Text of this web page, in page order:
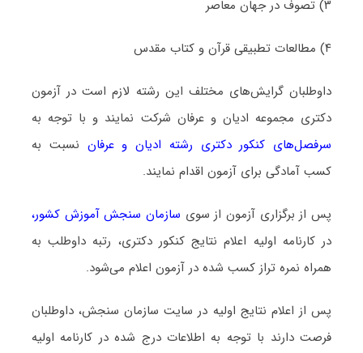
۳) تصوف در جهان معاصر
۴) مطالعات تطبیقی قرآن و کتاب مقدس
داوطلبان گرایش‌های مختلف این رشته لازم است در آزمون
دکتری مجموعه ادﻳﺎن و ﻋﺮﻓﺎن شرکت نمایند و با توجه به
سرفصل‌های کنکور دکتری رشته ادﻳﺎن و ﻋﺮﻓﺎن نسبت به
کسب آمادگی برای آزمون اقدام نمایند.
پس از برگزاری آزمون از سوی سازمان سنجش آموزش کشور،
در کارنامه اولیه اعلام نتایج کنکور دکتری، رتبه داوطلب به
همراه نمره تراز کسب شده در آزمون اعلام می‌شود.
پس از اعلام نتایج اولیه در سایت سازمان سنجش، داوطلبان
فرصت دارند با توجه به اطلاعات درج شده در کارنامه اولیه